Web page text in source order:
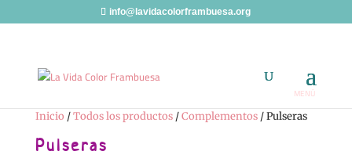
info@lavidacolorframbuesa.org
Inicio /Todos los productos/Complementos/ Pulseras
Pulseras